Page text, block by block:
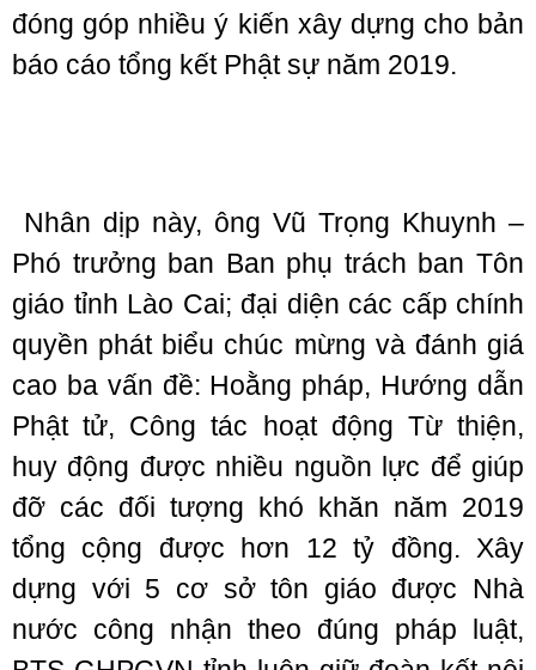
đóng góp nhiều ý kiến xây dựng cho bản
báo cáo tổng kết Phật sự năm 2019.
Nhân dịp này, ông Vũ Trọng Khuynh –
Phó trưởng ban Ban phụ trách ban Tôn
giáo tỉnh Lào Cai; đại diện các cấp chính
quyền phát biểu chúc mừng và đánh giá
cao ba vấn đề: Hoằng pháp, Hướng dẫn
Phật tử, Công tác hoạt động Từ thiện,
huy động được nhiều nguồn lực để giúp
đỡ các đối tượng khó khăn năm 2019
tổng cộng được hơn 12 tỷ đồng. Xây
dựng với 5 cơ sở tôn giáo được Nhà
nước công nhận theo đúng pháp luật,